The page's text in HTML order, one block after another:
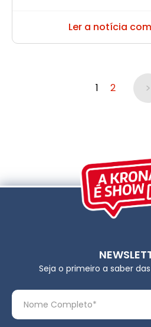
Ler a notícia
1 2 >
Seja o primeiro a saber